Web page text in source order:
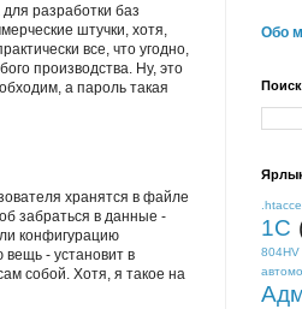
разработки баз
штучки, хотя,
все, что угодно,
производства. Ну, это
а пароль такая
хранятся в файле
забраться в данные -
конфигурацию
- установит в
собой. Хотя, я такое на
Обо
1С
804HV